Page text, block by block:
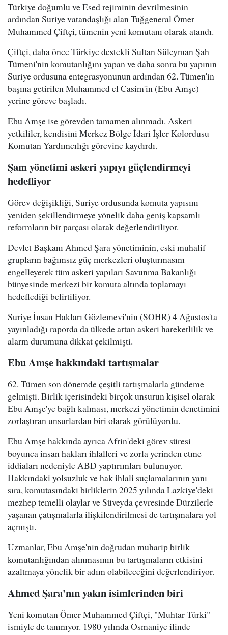
Türkiye doğumlu ve Esed rejiminin devrilmesinin
ardından Suriye vatandaşlığı alan Tuğgeneral Ömer
Muhammed Çiftçi, tümenin yeni komutanı olarak atandı.
Çiftçi, daha önce Türkiye destekli Sultan Süleyman Şah
Tümeni'nin komutanlığını yapan ve daha sonra bu yapının
Suriye ordusuna entegrasyonunun ardından 62. Tümen'in
başına getirilen Muhammed el Casim'in (Ebu Amşe)
yerine göreve başladı.
Ebu Amşe ise görevden tamamen alınmadı. Askeri
yetkililer, kendisini Merkez Bölge İdari İşler Kolordusu
Komutan Yardımcılığı görevine kaydırdı.
Şam yönetimi askeri yapıyı güçlendirmeyi
hedefliyor
Görev değişikliği, Suriye ordusunda komuta yapısını
yeniden şekillendirmeye yönelik daha geniş kapsamlı
reformların bir parçası olarak değerlendiriliyor.
Devlet Başkanı Ahmed Şara yönetiminin, eski muhalif
grupların bağımsız güç merkezleri oluşturmasını
engelleyerek tüm askeri yapıları Savunma Bakanlığı
bünyesinde merkezi bir komuta altında toplamayı
hedeflediği belirtiliyor.
Suriye İnsan Hakları Gözlemevi'nin (SOHR) 4 Ağustos'ta
yayınladığı raporda da ülkede artan askeri hareketlilik ve
alarm durumuna dikkat çekilmişti.
Ebu Amşe hakkındaki tartışmalar
62. Tümen son dönemde çeşitli tartışmalarla gündeme
gelmişti. Birlik içerisindeki birçok unsurun kişisel olarak
Ebu Amşe'ye bağlı kalması, merkezi yönetimin denetimini
zorlaştıran unsurlardan biri olarak görülüyordu.
Ebu Amşe hakkında ayrıca Afrin'deki görev süresi
boyunca insan hakları ihlalleri ve zorla yerinden etme
iddiaları nedeniyle ABD yaptırımları bulunuyor.
Hakkındaki yolsuzluk ve hak ihlali suçlamalarının yanı
sıra, komutasındaki birliklerin 2025 yılında Lazkiye'deki
mezhep temelli olaylar ve Süveyda çevresinde Dürzilerle
yaşanan çatışmalarla ilişkilendirilmesi de tartışmalara yol
açmıştı.
Uzmanlar, Ebu Amşe'nin doğrudan muharip birlik
komutanlığından alınmasının bu tartışmaların etkisini
azaltmaya yönelik bir adım olabileceğini değerlendiriyor.
Ahmed Şara'nın yakın isimlerinden biri
Yeni komutan Ömer Muhammed Çiftçi, "Muhtar Türki"
ismiyle de tanınıyor. 1980 yılında Osmaniye ilinde